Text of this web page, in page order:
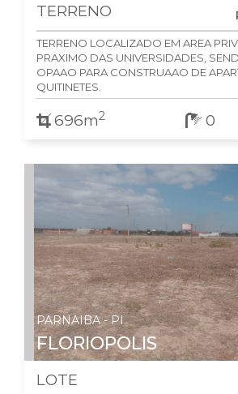
TERRENO
TERRENO LOCALIZADO EM AREA
PRAXIMO DAS UNIVERSIDADES,
OPAAO PARA CONSTRUAAO DE
QUITINETES.
696m2 0
PARNAIBA - PI
FLORIOPOLIS
LOTE